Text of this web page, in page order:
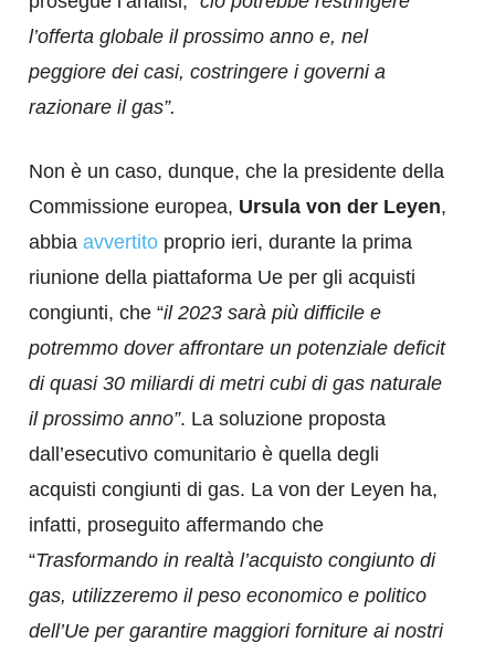
l’offerta globale il prossimo anno e, nel
peggiore dei casi, costringere i governi a
razionare il gas”.
Non è un caso, dunque, che la presidente della
Commissione europea, Ursula von der Leyen,
abbia avvertito proprio ieri, durante la prima
riunione della piattaforma Ue per gli acquisti
congiunti, che “il 2023 sarà più difficile e
potremmo dover affrontare un potenziale deficit
di quasi 30 miliardi di metri cubi di gas naturale
il prossimo anno”. La soluzione proposta
dall’esecutivo comunitario è quella degli
acquisti congiunti di gas. La von der Leyen ha,
infatti, proseguito affermando che
“Trasformando in realtà l’acquisto congiunto di
gas, utilizzeremo il peso economico e politico
dell’Ue per garantire maggiori forniture ai nostri